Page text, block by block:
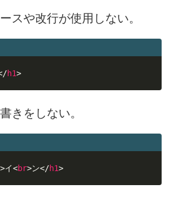
スや改行が使用しない。
h1>
きをしない。
>イ<br>ン</h1>